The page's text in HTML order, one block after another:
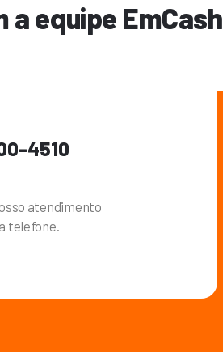
a equipe EmCash
4510
atendimento
telefone.